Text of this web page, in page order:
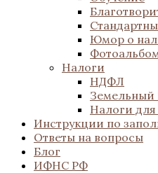
Юмор о
Налоги
НДФЛ
Земельный
Налоги
Инструкции по
Ответы на вопросы
Блог
ИФНС РФ